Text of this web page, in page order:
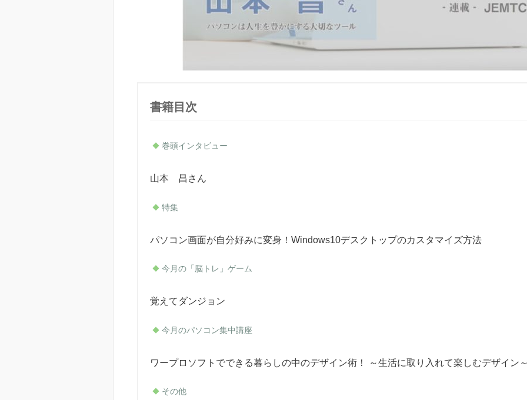
書籍目次
巻頭インタビュー
山本 昌さん
特集
パソコン画面が自分好みに変身！Windows10デスクトップのカスタマイズ方法
今月の「脳トレ」ゲーム
覚えてダンジョン
今月のパソコン集中講座
ワープロソフトでできる暮らしの中のデザイン術！ ～生活に取り入れて楽しむデザイン
その他